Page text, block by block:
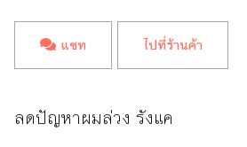
แชท ไปที่ร้านค้า
ลดปัญหาผมล่วง รังแค